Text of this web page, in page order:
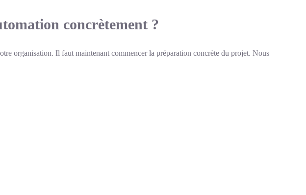
concrètement ?
organisation. Il faut maintenant commencer la préparation concrète du projet. Nous